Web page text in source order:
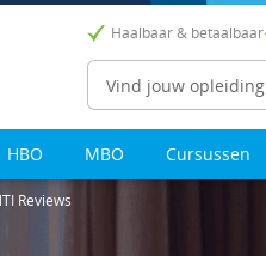
Haalbaar & betaalbaar
Zoeken
HBO MBO Cursussen
Reviews